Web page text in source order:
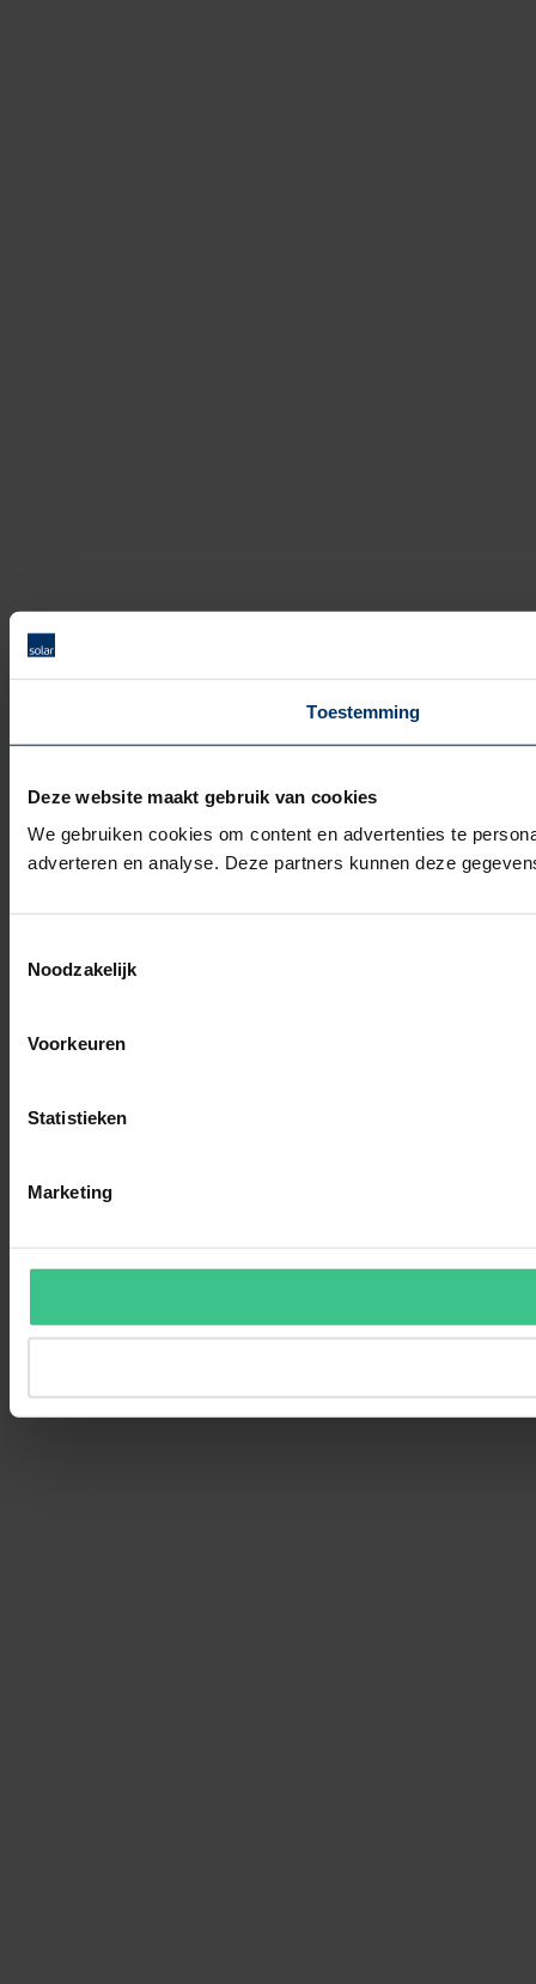
Toestemming
Deze website maakt gebruik van cookies
We gebruiken cookies om content en advertenties te
adverteren en analyse. Deze partners kunnen deze
Noodzakelijk
Voorkeuren
Statistieken
Marketing